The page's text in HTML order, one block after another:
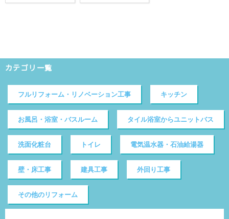
カテゴリ一覧
フルリフォーム・リノベーション工事 キッチン
お風呂・浴室・バスルーム タイル浴室からユニットバス
洗面化粧台 トイレ 電気温水器・石油給湯器
壁・床工事 建具工事 外回り工事
その他のリフォーム